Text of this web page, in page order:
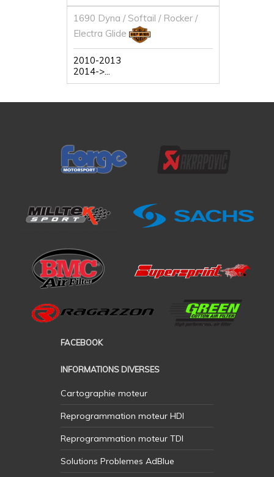
1690 Dyna / Softail / Rocker /
Electra Glide
2010-2013
2014->...
FACEBOOK
INFORMATIONS DIVERSES
Cartographie moteur
Reprogrammation moteur HDI
Reprogrammation moteur TDI
Solutions Problemes AdBlue